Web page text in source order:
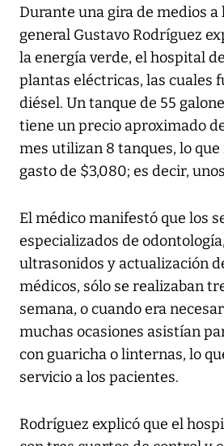
Durante una gira de medios a
general Gustavo Rodríguez
la energía verde, el hospital
plantas eléctricas, las cuales
diésel. Un tanque de 55
tiene un precio aproximado
mes utilizan 8 tanques, lo
gasto de $3,080; es decir,
El médico manifestó que los
especializados de
ultrasonidos y actualización
médicos, sólo se realizaban
semana, o cuando era
muchas ocasiones asistían
con guaricha o linternas, lo
servicio a los pacientes.
Rodríguez explicó que el